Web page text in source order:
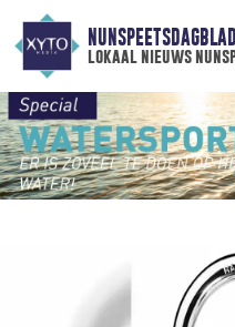
lokaal nieuws